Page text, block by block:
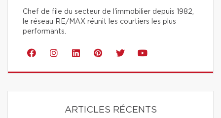
Chef de file du secteur de l'immobilier depuis 1982,
le réseau RE/MAX réunit les courtiers les plus
performants.
ARTICLES RÉCENTS